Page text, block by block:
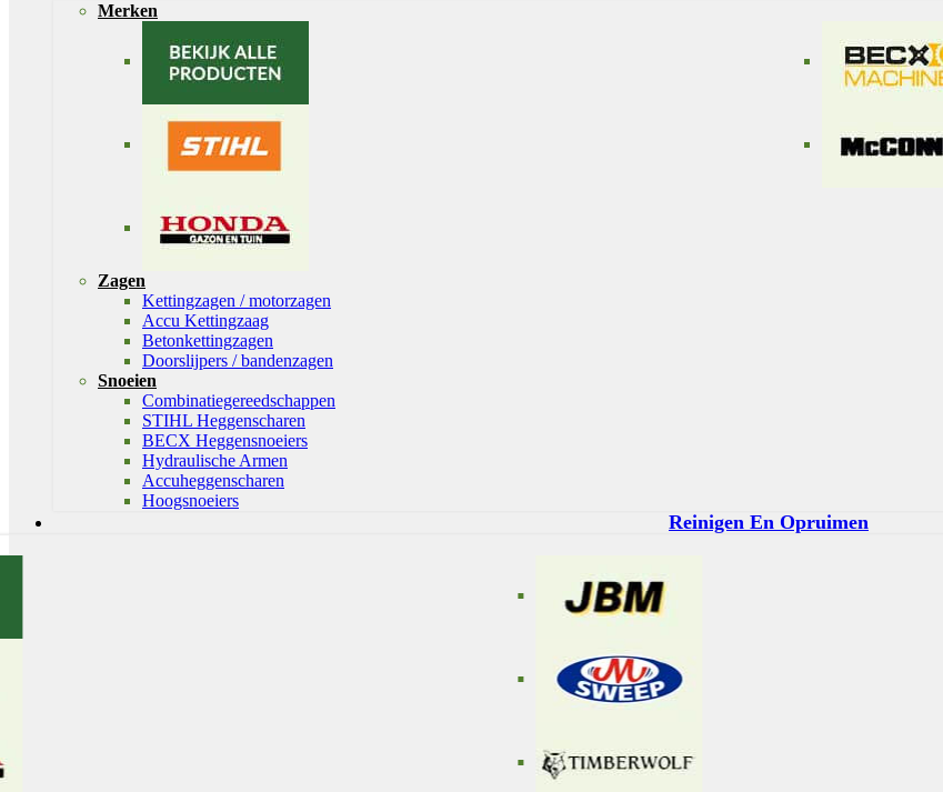
Merken
Zagen
Kettingzagen / motorzagen
Accu Kettingzaag
Betonkettingzagen
Doorslijpers / bandenzagen
Snoeien
Combinatiegereedschappen
STIHL Heggenscharen
BECX Heggensnoeiers
Hydraulische Armen
Accuheggenscharen
Hoogsnoeiers
Reinigen En Opruimen